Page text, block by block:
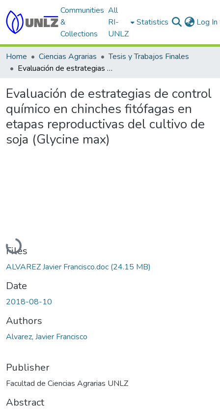
Communities
&
Collections
All
RI-
UNLZ
Statistics Log In
Home Ciencias Agrarias
Tesis y Trabajos Finales
Evaluación de estrategias de control químico en chinches fitófagas en etapas reproductivas del cultivo de soja (Glycine max)
Evaluación de estrategias de control
químico en chinches fitófagas en
etapas reproductivas del cultivo de
soja (Glycine max)
Loading...
Files
ALVAREZ Javier Francisco.doc (24.15 MB)
Date
2018-08-10
Authors
Alvarez, Javier Francisco
Publisher
Facultad de Ciencias Agrarias UNLZ
Abstract